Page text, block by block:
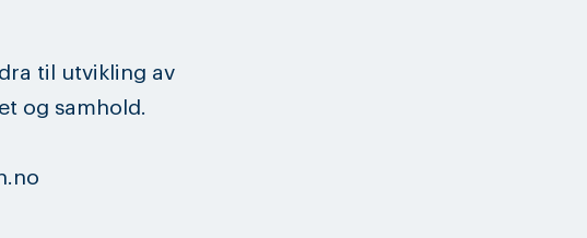
til utvikling av
og samhold.